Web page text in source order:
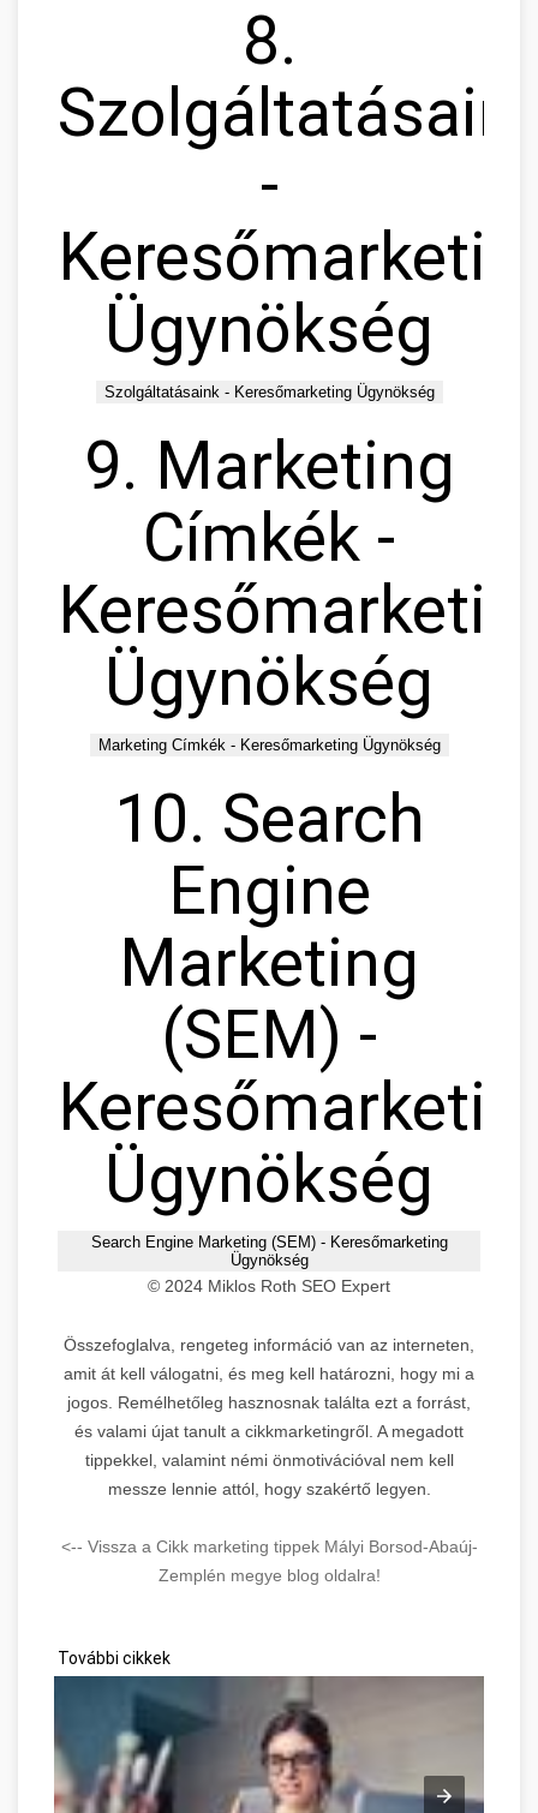
8.
-
Ügynökség
Szolgáltatásaink - Keresőmarketing Ügynökség
9. Marketing
Címkék -
Ügynökség
Marketing Címkék - Keresőmarketing Ügynökség
10. Search
Engine
Marketing
(SEM) -
Ügynökség
Search Engine Marketing (SEM) - Keresőmarketing
Ügynökség
© 2024 Miklos Roth SEO Expert
Összefoglalva, rengeteg információ van az interneten,
amit át kell válogatni, és meg kell határozni, hogy mi a
jogos. Remélhetőleg hasznosnak találta ezt a forrást,
és valami újat tanult a cikkmarketingről. A megadott
tippekkel, valamint némi önmotivációval nem kell
messze lennie attól, hogy szakértő legyen.
<-- Vissza a Cikk marketing tippek Mályi Borsod-Abaúj-
Zemplén megye blog oldalra!
További cikkek